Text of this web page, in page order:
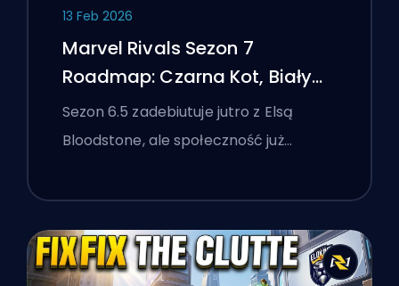
13 Feb 2026
Marvel Rivals Sezon 7
Roadmap: Czarna Kot, Biały
Lis i Wydarzenie Monsters
Take Manhattan
Sezon 6.5 zadebiutuje jutro z Elsą
Bloodstone, ale społeczność już…